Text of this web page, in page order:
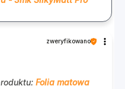
zweryfikowano
Folia matowa